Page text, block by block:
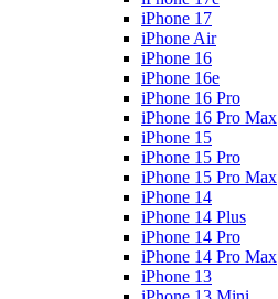
iPhone 17
iPhone Air
iPhone 16
iPhone 16e
iPhone 16 Pro
iPhone 16 Pro Max
iPhone 15
iPhone 15 Pro
iPhone 15 Pro Max
iPhone 14
iPhone 14 Plus
iPhone 14 Pro
iPhone 14 Pro Max
iPhone 13